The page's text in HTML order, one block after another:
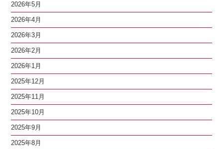
2026年5月
2026年4月
2026年3月
2026年2月
2026年1月
2025年12月
2025年11月
2025年10月
2025年9月
2025年8月